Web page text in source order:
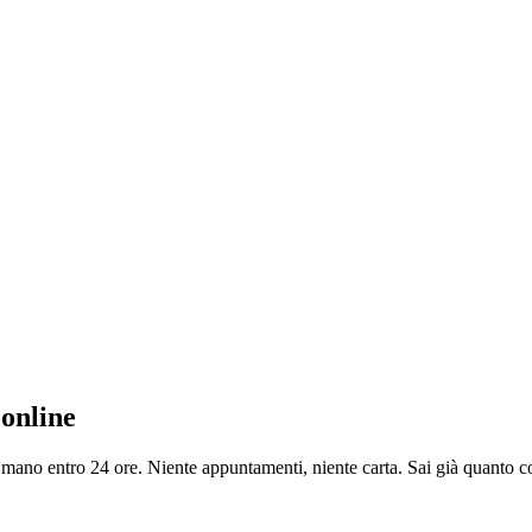
entro 24 ore. Niente appuntamenti, niente carta. Sai già quanto